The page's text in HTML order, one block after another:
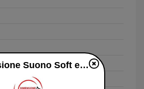
Dimensione Suono Soft en vivo